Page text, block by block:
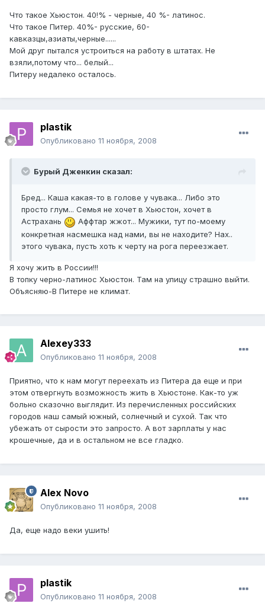
Что такое Хьюстон. 40!% - черные, 40 %- латинос.
Что такое Питер. 40%- русские, 60-
кавказцы,азиаты,черные......
Мой друг пытался устроиться на работу в штатах. Не
взяли,потому что... белый...
Питеру недалеко осталось.
plastik
Опубликовано 11 ноября, 2008
Бурый Дженкин сказал:
Бред... Каша какая-то в голове у чувака... Либо это
просто глум... Семья не хочет в Хьюстон, хочет в
Астрахань
Аффтар жжот... Мужики, тут по-моему
конкретная насмешка над нами, вы не находите? Нах..
этого чувака, пусть хоть к черту на рога переезжает.
Я хочу жить в России!!!
В топку черно-латинос Хьюстон. Там на улицу страшно выйти.
Объясняю-В Питере не климат.
Alexey333
Опубликовано 11 ноября, 2008
Приятно, что к нам могут переехать из Питера да еще и при
этом отвергнуть возможность жить в Хьюстоне. Как-то уж
больно сказочно выглядит. Из перечисленных российских
городов наш самый южный, солнечный и сухой. Так что
убежать от сырости это запросто. А вот зарплаты у нас
крошечные, да и в остальном не все гладко.
Alex Novo
Опубликовано 11 ноября, 2008
Да, еще надо веки ушить!
plastik
Опубликовано 11 ноября, 2008